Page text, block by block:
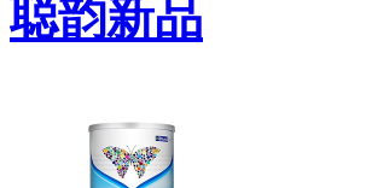
聪韵新品